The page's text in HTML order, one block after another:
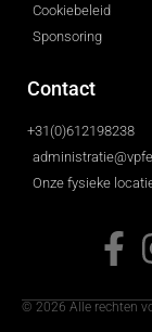
Cookiebeleid
Sponsoring
Contact
+31(0)612198238
Onze fysieke
© 2026 Alle rechten